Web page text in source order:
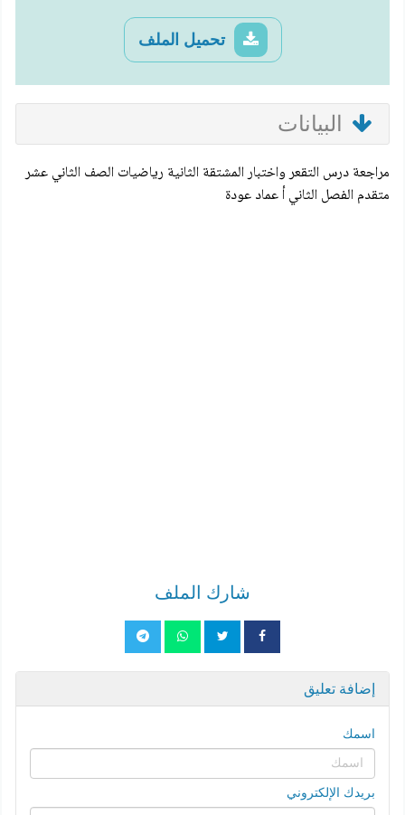
تحميل الملف
البيانات
مراجعة درس التقعر واختبار المشتقة الثانية رياضيات الصف الثاني عشر
متقدم الفصل الثاني أ عماد عودة
شارك الملف
إضافة تعليق
اسمك
بريدك الإلكتروني